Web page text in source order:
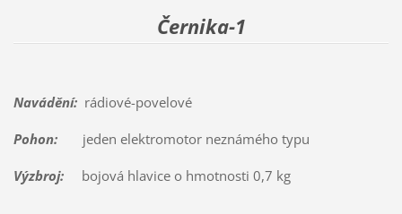
Černika-1
Navádění:rádiové-povelové
Pohon:jeden elektromotor neznámého typu
Výzbroj:bojová hlavice o hmotnosti 0,7 kg